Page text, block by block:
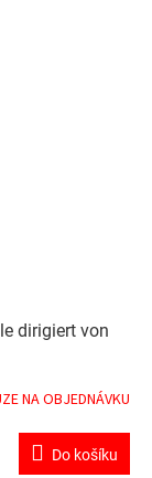
dirigiert von
NA OBJEDNÁVKU
Do košíku